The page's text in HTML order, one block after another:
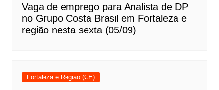
Vaga de emprego para Analista de DP
no Grupo Costa Brasil em Fortaleza e
região nesta sexta (05/09)
Fortaleza e Região (CE)